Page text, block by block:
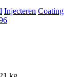
Injecteren Coating